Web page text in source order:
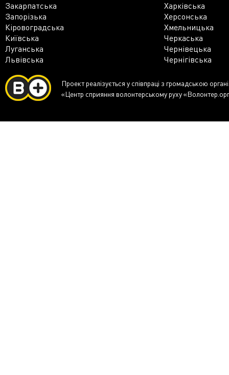
Закарпатська
Харківська
Запорізька
Херсонська
Кіровоградська
Хмельницька
Київська
Черкаська
Луганська
Чернівецька
Львівська
Чернігівська
Проект реалізується у співпраці з громадською
«Центр сприяння волонтерському руху